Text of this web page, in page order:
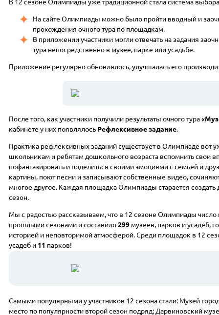
В 12 сезоне Олимпиады уже традиционной стала система
На сайте Олимпиады можно было пройти вводный и
прохождения очного тура по площадкам.
В приложении участники могли отвечать на задания
тура непосредственно в музее, парке или усадьбе.
Приложение регулярно обновлялось, улучшалась его
После того, как участники получили результаты очного тура «
кабинете у них появлялось Рефлексивное задание.
Практика рефлексивных заданий существует в Олимпиаде вот
школьникам и ребятам дошкольного возраста вспомнить свои
пофантазировать и поделиться своими эмоциями с семьей и
картины, поют песни и записывают собственные видео,
многое другое. Каждая площадка Олимпиады старается
сезон.
Мы с радостью рассказываем, что в 12 сезоне Олимпиады
прошлыми сезонами и составило299 музеев, парков и усадеб,
историей и неповторимой атмосферой. Среди площадок в 12
усадеб и 11 парков!
Самыми популярными у участников 12 сезона стали: Музей
место по популярности второй сезон подряд; Дарвиновский